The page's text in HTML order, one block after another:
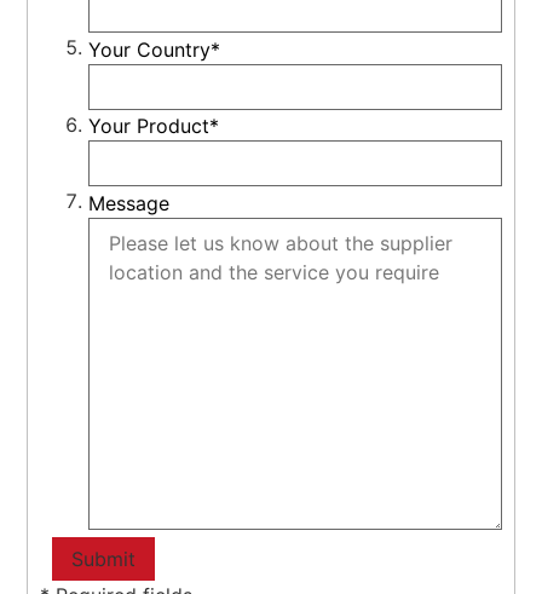
Your Country*
Your Product*
Message